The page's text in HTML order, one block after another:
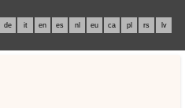
de it en es nl eu ca pl rs lv